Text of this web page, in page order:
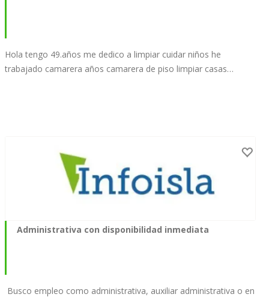
Hola tengo 49.años me dedico a limpiar cuidar niños he
trabajado camarera años camarera de piso limpiar casas…
Administrativa con disponibilidad inmediata
Busco empleo como administrativa, auxiliar administrativa o en